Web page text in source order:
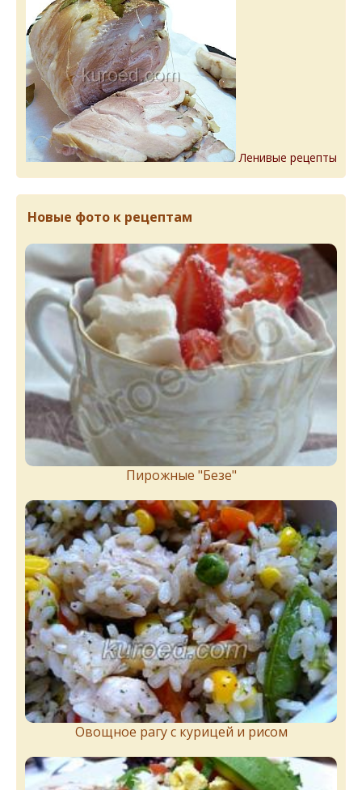
Ленивые рецепты
Новые фото к рецептам
Пирожныe "Бeзe"
Овощное рагу с курицей и рисом